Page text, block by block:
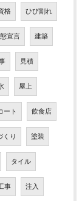
格 ひび割れ
宣言 建築
見積
屋上
ート 飲食店
くり 塗装
タイル
事 注入